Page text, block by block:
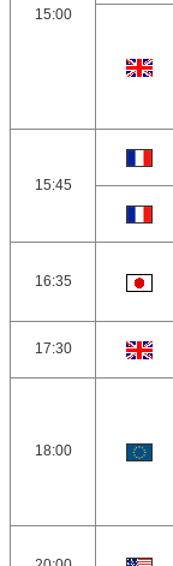
15:00
15:45
16:35
17:30
18:00